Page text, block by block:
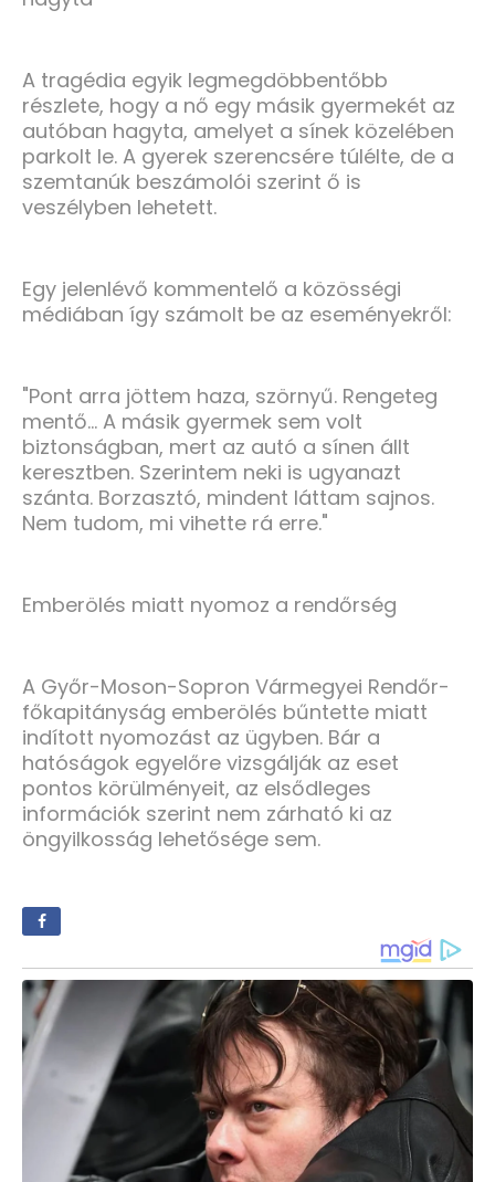
A tragédia egyik legmegdöbbentőbb
részlete, hogy a nő egy másik gyermekét az
autóban hagyta, amelyet a sínek közelében
parkolt le. A gyerek szerencsére túlélte, de a
szemtanúk beszámolói szerint ő is
veszélyben lehetett.
Egy jelenlévő kommentelő a közösségi
médiában így számolt be az eseményekről:
"Pont arra jöttem haza, szörnyű. Rengeteg
mentő… A másik gyermek sem volt
biztonságban, mert az autó a sínen állt
keresztben. Szerintem neki is ugyanazt
szánta. Borzasztó, mindent láttam sajnos.
Nem tudom, mi vihette rá erre."
Emberölés miatt nyomoz a rendőrség
A Győr-Moson-Sopron Vármegyei Rendőr-
főkapitányság emberölés bűntette miatt
indított nyomozást az ügyben. Bár a
hatóságok egyelőre vizsgálják az eset
pontos körülményeit, az elsődleges
információk szerint nem zárható ki az
öngyilkosság lehetősége sem.